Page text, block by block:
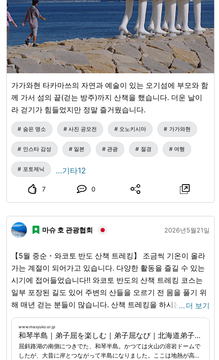
가가와현 타카마쓰의 자연과 예술이 있는 오기섬에 부모와 함
께 가서 섬의 끝(걷는 방주)까지 산책을 했습니다. 더운 날이
라 걷기가 힘들었지만 정말 즐거웠습니다.
숨은 명소 사진 공모전 오노키시마 가가와현
인스타 감성 일본 관광 절경 여행
포토제닉 …기타12
7 0
마슈 호 관광협회 2026년5월21일
【5월 중순・와코토 반도 산책 트레킹】 조금씩 기온이 올라
가는 계절이 되어가고 있습니다. 다양한 활동을 즐길 수 있는
시기에 접어들었습니다‼︎ 와코토 반도의 산책 트레킹 코스는
일부 포장된 길도 있어 주변의 산들을 오르기 전 몸을 풀기 위
해 매년 걷는 분들이 많습니다. 산책 트레킹을 하시는 분들은
이 시기만의 동식물과의 만남을 즐기시기 바랍니다. 물론 곰
방울도 잊지 마세요🐻 ※사전에 정보를 잘 확인한 후 안전하게
활동하시기 바랍니다.www.masyuko.or.jp ...
… 더 보기
www.masyuko.or.jp
和琴半島｜弟子屈を楽しむ｜弟子屈なび｜北海道弟子屈町
屈斜路湖の南側につきでた、和琴半島。かつては火山の溶岩ドームで
したが、大昔に岸とつながって半島になりました。ここは地熱が高